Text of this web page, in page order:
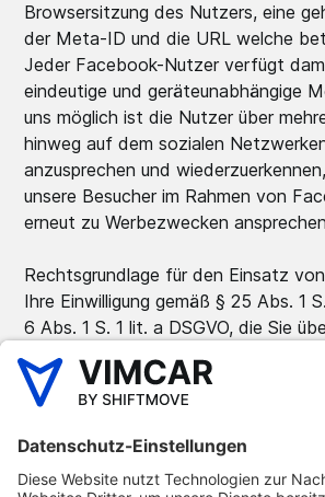
Browsersitzung des Nutzers, eine
der Meta-ID und die URL welche
Jeder Facebook-Nutzer verfügt
eindeutige und geräteunabhängige
uns möglich ist die Nutzer über
hinweg auf dem sozialen
anzusprechen und
unsere Besucher im Rahmen von
erneut zu Werbezwecken
Rechtsgrundlage für den Einsatz
Ihre Einwilligung gemäß § 25 Abs. 1
6 Abs. 1 S. 1 lit. a DSGVO, die Sie
Banner erteilen und ebenso jederzeit
von Gründen mit Wirkung für die
Management widerrufen können.
Benutzer wieder unsere Website
keine persönlichen Informationen an